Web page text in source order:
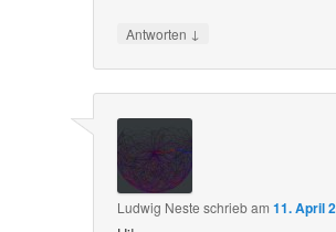
Antworten ↓
Ludwig Neste schriebam11. April